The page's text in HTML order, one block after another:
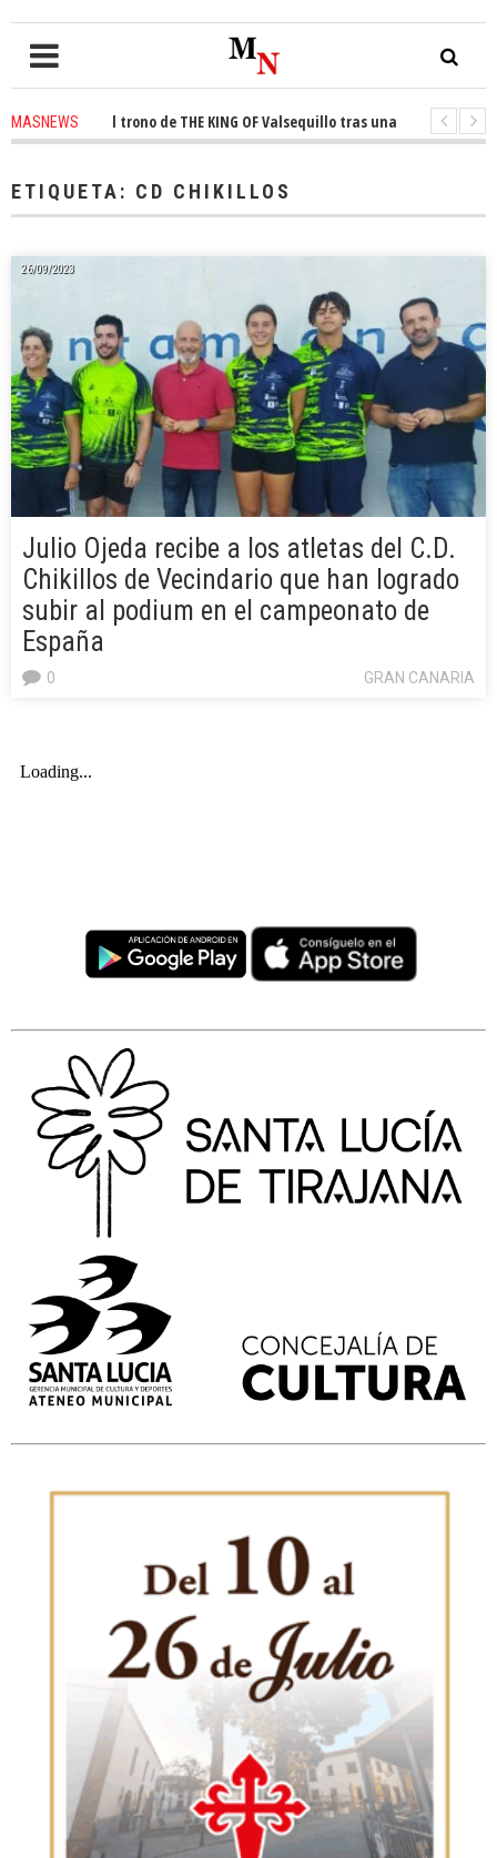
MASNEWSel trono de THE KING OF Valsequillo tras una jornada de
ETIQUETA: CD CHIKILLOS
26/09/2023
Julio Ojeda recibe a los atletas del C.D.
Chikillos de Vecindario que han logrado
subir al podium en el campeonato de
España
GRAN CANARIA
0